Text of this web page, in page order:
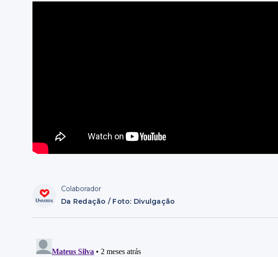
Colaborador
Da Redação / Foto: Divulgação